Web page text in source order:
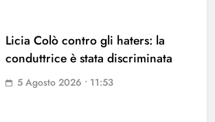
Licia Colò contro gli haters: la
conduttrice è stata discriminata
5 Agosto 2026 • 11:53